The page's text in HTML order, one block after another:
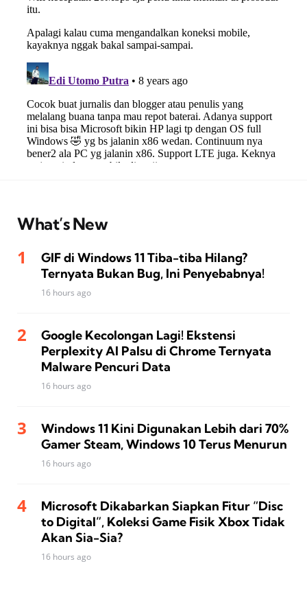
What’s New
GIF di Windows 11 Tiba-tiba Hilang?
Ternyata Bukan Bug, Ini Penyebabnya!
16 hours ago
Google Kecolongan Lagi! Ekstensi
Perplexity AI Palsu di Chrome Ternyata
Malware Pencuri Data
16 hours ago
Windows 11 Kini Digunakan Lebih dari 70%
Gamer Steam, Windows 10 Terus Menurun
16 hours ago
Microsoft Dikabarkan Siapkan Fitur “Disc
to Digital”, Koleksi Game Fisik Xbox Tidak
Akan Sia-Sia?
16 hours ago